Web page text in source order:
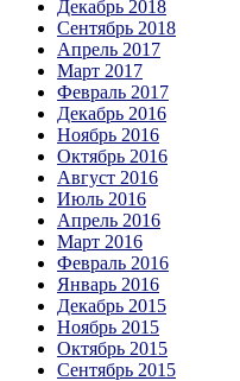
Декабрь 2018
Сентябрь 2018
Апрель 2017
Март 2017
Февраль 2017
Декабрь 2016
Ноябрь 2016
Октябрь 2016
Август 2016
Июль 2016
Апрель 2016
Март 2016
Февраль 2016
Январь 2016
Декабрь 2015
Ноябрь 2015
Октябрь 2015
Сентябрь 2015